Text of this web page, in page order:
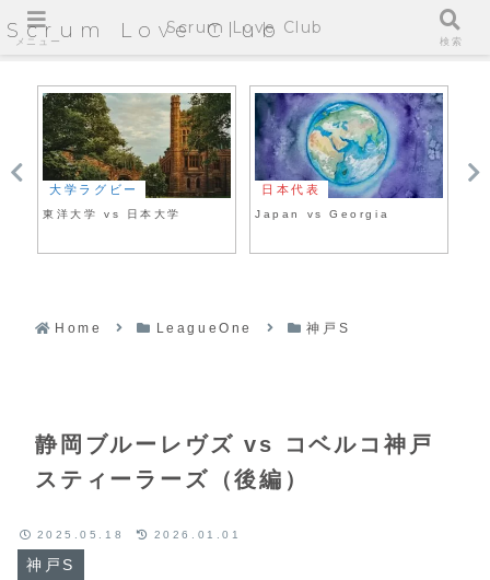
Scrum Love Club
大学ラグビー
東洋大学 vs 日本大学
日本代表
Japan vs Georgia
Home LeagueOne 神戸S
静岡ブルーレヴズ vs コベルコ神戸
スティーラーズ（後編）
神戸S
2025.05.18 2026.01.01
メニュー
Scrum Love Club
検索